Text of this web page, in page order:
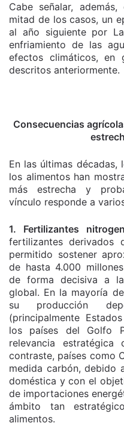
Cabe señalar,
mitad de los casos, un
al año siguiente por
enfriamiento de las
efectos climáticos, en
descritos anteriormente.
Consecuencias
En las últimas
los alimentos han
más estrecha y
vínculo responde a
1. Fertilizantes
fertilizantes derivados
permitido sostener
de hasta 4.000
de forma decisiva a
global. En la mayoría
su producción
(principalmente
los países del Golfo
relevancia
contraste, países como
medida carbón, debido
doméstica y con el
de importaciones
ámbito tan
alimentos.